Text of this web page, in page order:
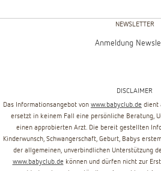
NEWSLETTER
Anmeldung
DISCLAIMER
Das Informationsangebot von www.babyclub.de dient
ersetzt in keinem Fall eine persönliche Beratung,
einen approbierten Arzt. Die bereit gestellten
Kinderwunsch, Schwangerschaft, Geburt, Babys
der allgemeinen, unverbindlichen Unterstützung
www.babyclub.de können und dürfen nicht zur